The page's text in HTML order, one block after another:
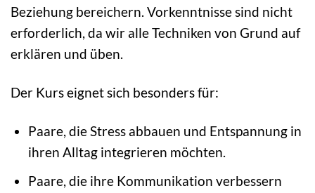
Beziehung bereichern. Vorkenntnisse sind nicht
erforderlich, da wir alle Techniken von Grund auf
erklären und üben.
Der Kurs eignet sich besonders für:
Paare, die Stress abbauen und Entspannung in
ihren Alltag integrieren möchten.
Paare, die ihre Kommunikation verbessern